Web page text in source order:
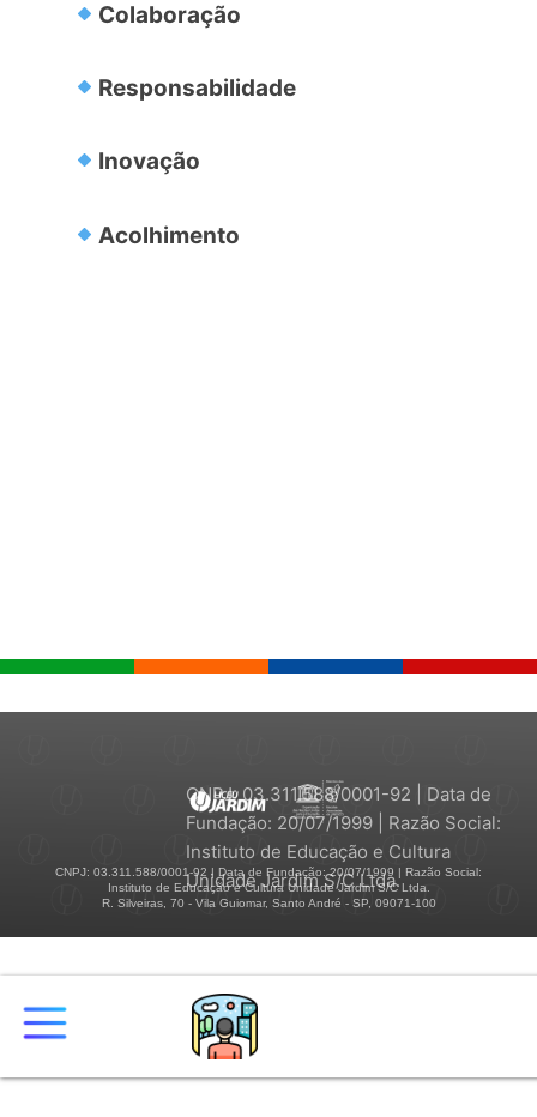
Colaboração
Responsabilidade
Inovação
Acolhimento
CNPJ: 03.311.588/0001-92 | Data de Fundação: 20/07/1999 | Razão Social:
Instituto de Educação e Cultura Unidade Jardim S/C Ltda.
R. Silveiras, 70 - Vila Guiomar, Santo André - SP, 09071-100
CNPJ: 03.311.588/0001-92 | Data de
Fundação: 20/07/1999 | Razão Social:
Instituto de Educação e Cultura
Unidade Jardim S/C Ltda.